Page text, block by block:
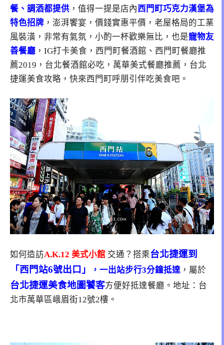
餐、調酒都提供 ，值得一提是店內西門町巧克力漢堡為
特色招牌 ，澎湃饗宴，價錢實惠平價，老屋格局的工業
風裝潢，非常有氣氛，小酌一杯歡樂無比，也是寵物友
善餐廳 ，IG打卡美食，西門町餐酒館、西門町餐廳推
薦2019，台北餐酒館必吃，萬華美式餐廳推薦，台北
捷運美食攻略，快來西門町呼朋引伴吃美食吧。
如何造訪A.K.12 美式小館 交通？搭乘台北捷運到
「西門站6號出口」
，一出站步行3分鐘抵達 ，屬於
台北捷運美食地圖饕客方便好抵達餐廳。地址：台
北市萬華區峨眉街12號2樓。